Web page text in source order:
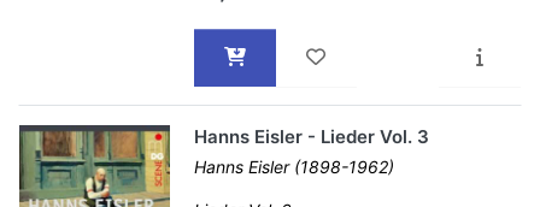
Hanns Eisler - Lieder Vol. 3
Hanns Eisler (1898-1962)